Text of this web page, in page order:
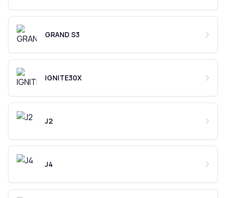
GRAND S3
IGNITE30X
J2
J4